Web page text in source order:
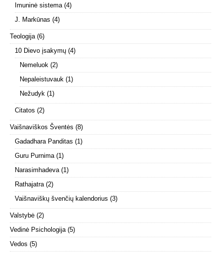
Imuninė sistema(4)
J. Markūnas (4)
Teologija(6)
10 Dievo įsakymų (4)
Nemeluok (2)
Nepaleistuvauk (1)
Nežudyk (1)
Citatos (2)
Vaišnaviškos Šventės (8)
Gadadhara Panditas (1)
Guru Purnima(1)
Narasimhadeva(1)
Rathajatra(2)
Vaišnaviškų švenčių kalendorius (3)
Valstybė (2)
Vedinė Psichologija(5)
Vedos (5)